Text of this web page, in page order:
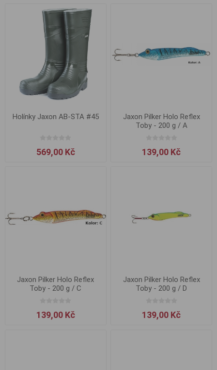
Holínky Jaxon AB-STA #45
569,00 Kč
Jaxon Pilker Holo Reflex
Toby - 200 g / A
139,00 Kč
Jaxon Pilker Holo Reflex
Toby - 200 g / C
139,00 Kč
Jaxon Pilker Holo Reflex
Toby - 200 g / D
139,00 Kč